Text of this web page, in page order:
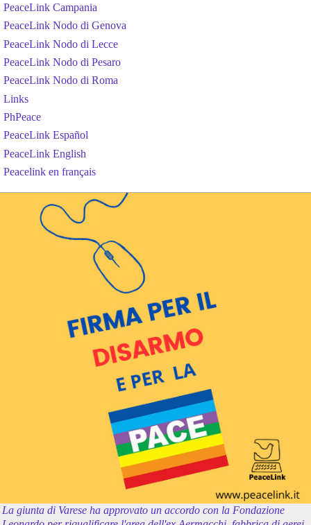
PeaceLink Campania
PeaceLink Nodo di Genova
PeaceLink Nodo di Lecce
PeaceLink Nodo di Pesaro
PeaceLink Nodo di Roma
Links
PhPeace
PeaceLink Español
PeaceLink English
Peacelink en français
La giunta di Varese ha approvato un accordo con la Fondazione